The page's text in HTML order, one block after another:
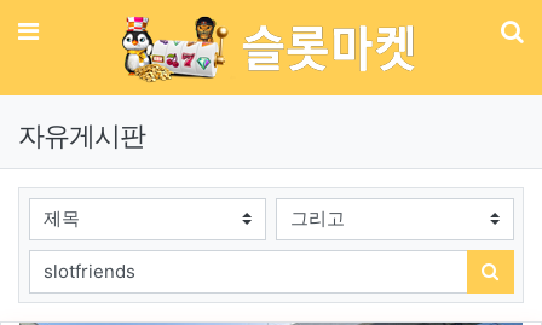
메뉴
자유게시판
검색대상
검색어
검색